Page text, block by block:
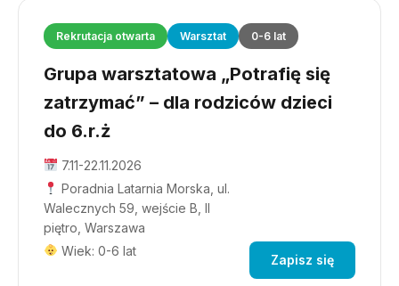
Rekrutacja otwarta Warsztat 0-6 lat
Grupa warsztatowa „Potrafię się
zatrzymać” – dla rodziców dzieci
do 6.r.ż
7.11-22.11.2026
Poradnia Latarnia Morska, ul.
Walecznych 59, wejście B, II
piętro, Warszawa
Wiek: 0-6 lat
Zapisz się